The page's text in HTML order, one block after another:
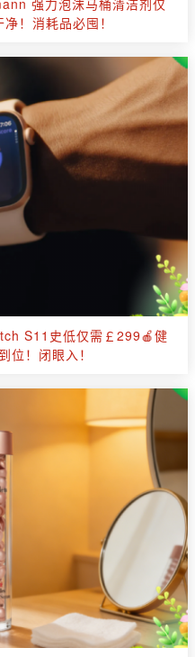
强力泡沫马桶清洁剂仅
！消耗品必囤！
S11史低仅需￡299🍎健
位！闭眼入！